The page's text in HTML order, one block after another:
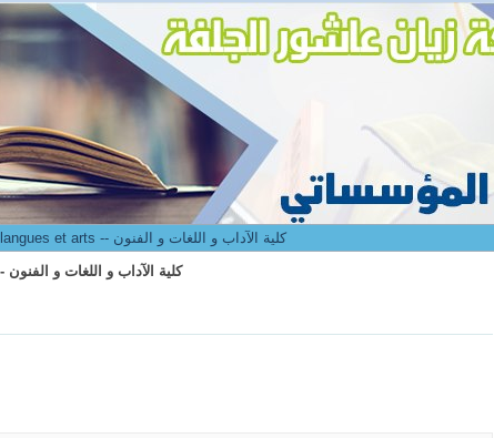
8. Faculté des lettres langues et arts -- كلية الآداب و اللغات و الفنون
8. Faculté des lettres langues et arts -- كلية الآداب و اللغات و الفنون
8. Faculté des lettres langues et arts -- كلية الآداب و اللغات و الفنون